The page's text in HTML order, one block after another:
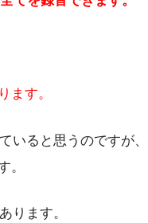
ます。
いると思うのですが、
。
ります。